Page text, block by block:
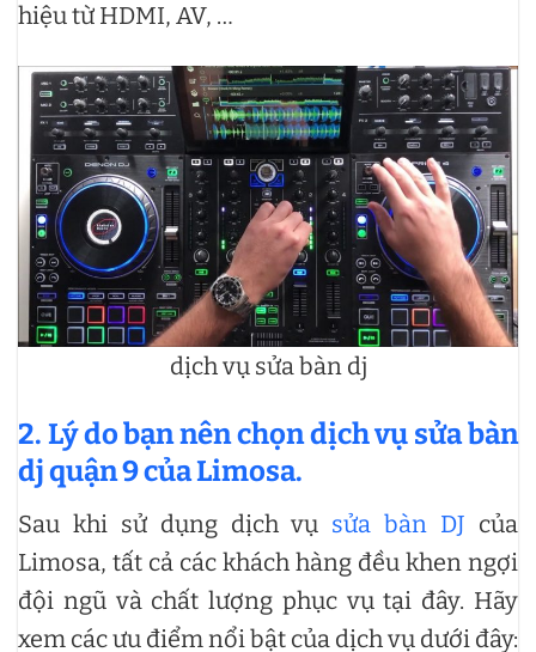
hiệu từ HDMI, AV, …
dịch vụ sửa bàn dj
2. Lý do bạn nên chọn dịch vụ sửa bàn
dj quận 9 của Limosa.
Sau khi sử dụng dịch vụ sửa bàn DJ của
Limosa, tất cả các khách hàng đều khen ngợi
đội ngũ và chất lượng phục vụ tại đây. Hãy
xem các ưu điểm nổi bật của dịch vụ dưới đây: